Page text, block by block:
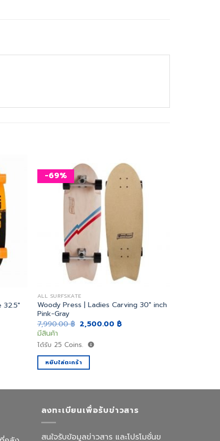
อยาก
-69%
ALL SURFSKATE
Woody Press | Ladies Carving 30″ inch
Pink-Gray
7,990.00฿ Original
price
7,990.00 ฿.
2,500.00 ฿Current
มีสินค้า
ได้รับ 25 Coins.
หยิบใส่ตะกร้า
ลงทะเบียนเพื่อรับข่าวสาร
สนใจรับข้อมูลข่าวสาร และโปรโมชั่นข